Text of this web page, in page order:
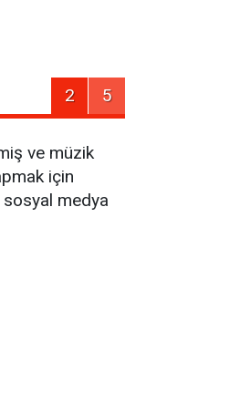
2 5
ve müzik
için
sosyal medya